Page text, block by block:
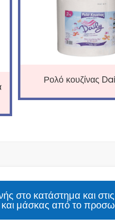
Ρολό κουζίνας
στο κατάστημα και
και μάσκας από το